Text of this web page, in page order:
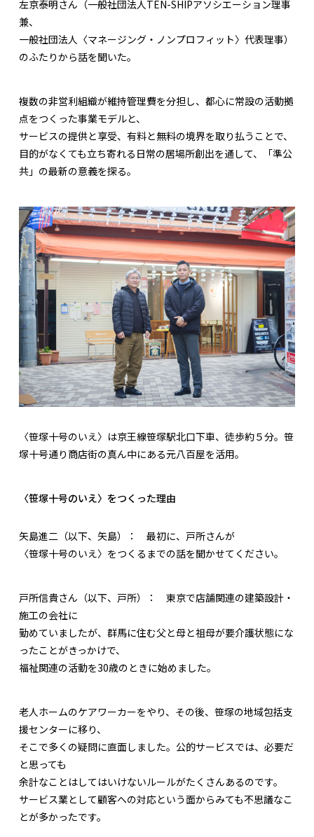
左京泰明さん（一般社団法人TEN-SHIPアソシエーション理事
兼、
一般社団法人〈マネージング・ノンプロフィット〉代表理事）
のふたりから話を聞いた。
複数の非営利組織が維持管理費を分担し、都心に常設の活動拠
点をつくった事業モデルと、
サービスの提供と享受、有料と無料の境界を取り払うことで、
目的がなくても立ち寄れる日常の居場所創出を通して、「準公
共」の最新の意義を探る。
〈笹塚十号のいえ〉は京王線笹塚駅北口下車、徒歩約５分。笹
塚十号通り商店街の真ん中にある元八百屋を活用。
〈笹塚十号のいえ〉をつくった理由
矢島進二（以下、矢島）： 最初に、戸所さんが
〈笹塚十号のいえ〉をつくるまでの話を聞かせてください。
戸所信貴さん（以下、戸所）： 東京で店舗関連の建築設計・
施工の会社に
勤めていましたが、群馬に住む父と母と祖母が要介護状態にな
ったことがきっかけで、
福祉関連の活動を30歳のときに始めました。
老人ホームのケアワーカーをやり、その後、笹塚の地域包括支
援センターに移り、
そこで多くの疑問に直面しました。公的サービスでは、必要だ
と思っても
余計なことはしてはいけないルールがたくさんあるのです。
サービス業として顧客への対応という面からみても不思議なこ
とが多かったです。